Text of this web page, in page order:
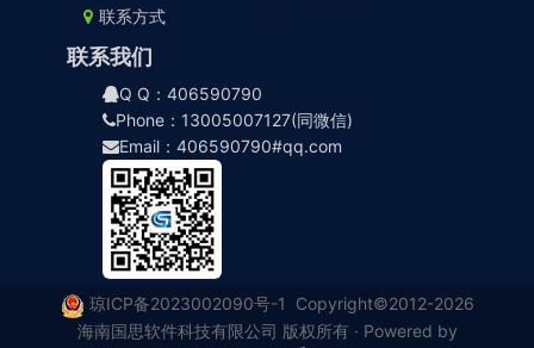
联系方式
联系我们
Q Q：406590790
Phone：13005007127(同微信)
Email：406590790#qq.com
琼ICP备2023002090号-1 Copyright©2012-2026
海南国思软件科技有限公司 版权所有 · Powered by